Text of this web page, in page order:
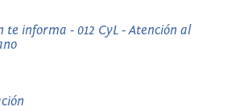
te informa - 012 CyL - Atención al